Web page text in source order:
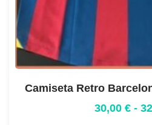
Camiseta Retro
30,00 € -